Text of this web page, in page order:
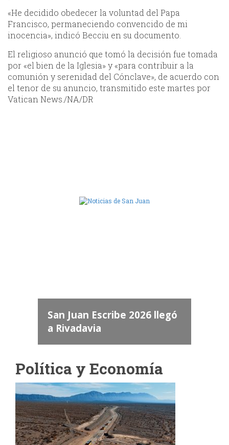
«He decidido obedecer la voluntad del Papa
Francisco, permaneciendo convencido de mi
inocencia», indicó Becciu en su documento.
El religioso anunció que tomó la decisión fue tomada
por «el bien de la Iglesia» y «para contribuir a la
comunión y serenidad del Cónclave», de acuerdo con
el tenor de su anuncio, transmitido este martes por
Vatican News./NA/DR
San Juan Escribe 2026 llegó
a Rivadavia
Política y Economía